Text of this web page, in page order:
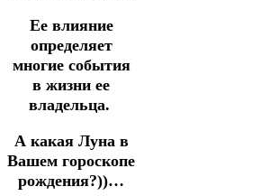
Ее влияние
определяет
многие события
в жизни ее
владельца.
А какая Луна в
Вашем гороскопе
рождения?))…